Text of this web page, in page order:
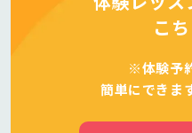
こ
※体験予
簡単にできま